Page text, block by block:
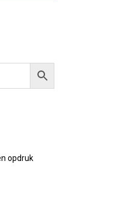
opdruk